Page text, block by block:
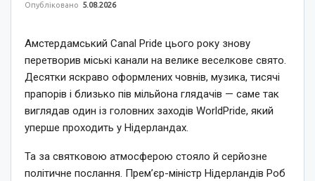
Опубліковано 5.08.2026
Амстердамський Canal Pride цього року знову
перетворив міські канали на велике веселкове свято.
Десятки яскраво оформлених човнів, музика, тисячі
прапорів і близько пів мільйона глядачів — саме так
виглядав один із головних заходів WorldPride, який
уперше проходить у Нідерландах.
Та за святковою атмосферою стояло й серйозне
політичне послання. Прем’єр-міністр Нідерландів Роб